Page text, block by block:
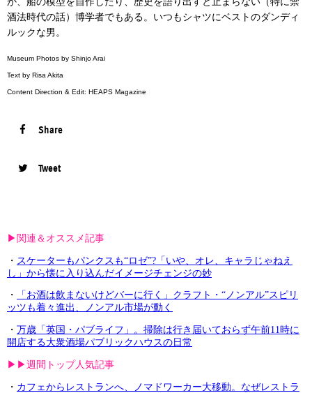
酒法時代の話）博学者でもある。いつもシャツにベストのダンディ
ルックな男。
Museum Photos by Shinjo Arai
Text by Risa Akita
Content Direction & Edit: HEAPS Magazine
Share
Tweet
▶︎関連＆オススメ記事
・ スケーターもパンクスも“ロゼ”?「いや、オレ、キャラじゃねえ
し」から懐に入り込んだイメージチェンジの妙
・
「お酒は飲まないけどバーに行く」クラフト・“ノンアル”スピリ
ッツも着々進出、ノンアル市場が動く
・ 万歳「英国・パブライフ」。掃除は行き届いておらず午前11時に
開店する大衆酒場パブリックハウスの日常
▶︎▶︎週間トップ人気記事
・ カフェからレストランへ、ノマドワーカー大移動。なぜレストラ